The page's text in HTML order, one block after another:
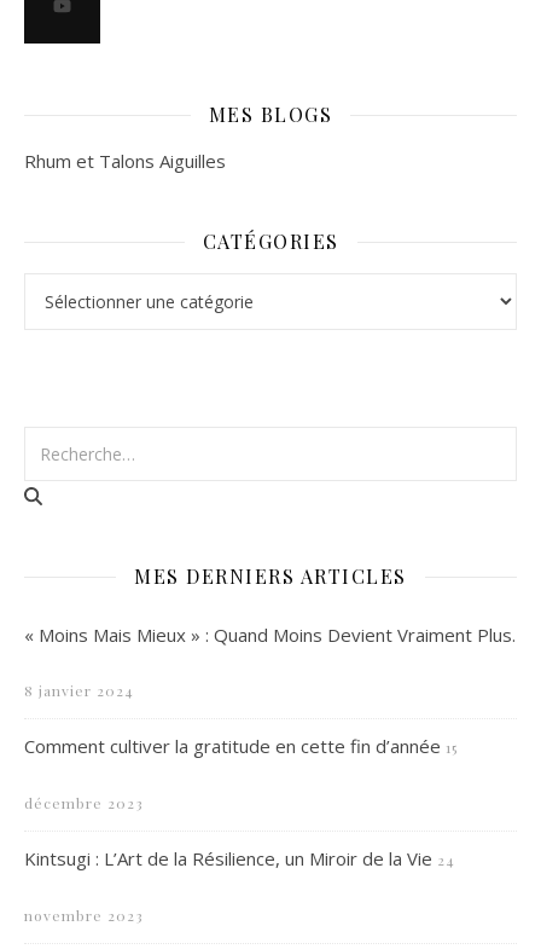
MES BLOGS
Rhum et Talons Aiguilles
CATÉGORIES
MES DERNIERS ARTICLES
« Moins Mais Mieux » : Quand Moins Devient Vraiment Plus.
8 janvier 2024
Comment cultiver la gratitude en cette fin d’année 15
décembre 2023
Kintsugi : L’Art de la Résilience, un Miroir de la Vie 24
novembre 2023